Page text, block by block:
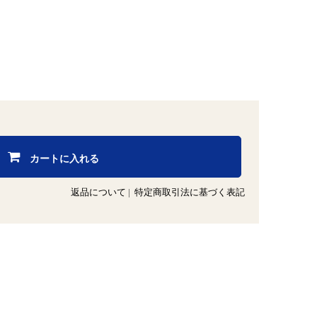
カートに入れる
返品について | 特定商取引法に基づく表記